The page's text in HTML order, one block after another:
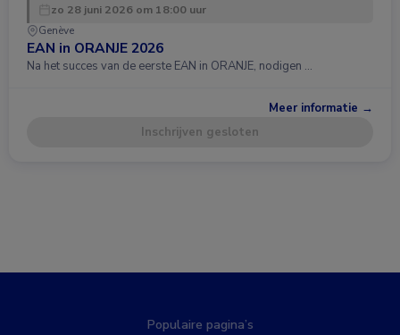
zo 28 juni 2026 om 18:00 uur
Genève
EAN in ORANJE 2026
Na het succes van de eerste EAN in ORANJE, nodigen …
Meer informatie →
Inschrijven gesloten
Populaire pagina’s